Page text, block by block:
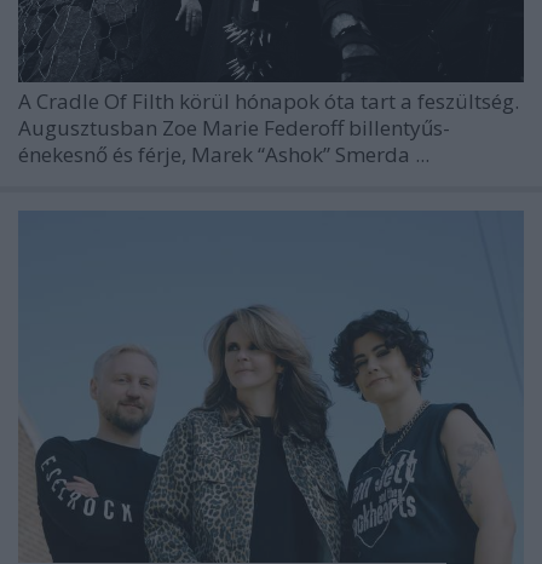
A Cradle Of Filth körül hónapok óta tart a feszültség.
Augusztusban Zoe Marie Federoff billentyűs-
énekesnő és férje, Marek “Ashok” Smerda ...